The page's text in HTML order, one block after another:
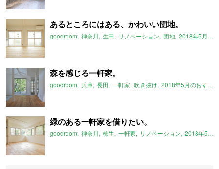
あるところにはある、かわいい団地。
goodroom 神奈川 生田 リノベーション 団地 2018年5月のおすすめ
森を感じる一軒家。
goodroom 兵庫 長田 一軒家 吹き抜け 2018年5月のおすすめ
緑のある一軒家を借りたい。
goodroom 神奈川 柿生 一軒家 リノベーション 2018年5月のおすすめ